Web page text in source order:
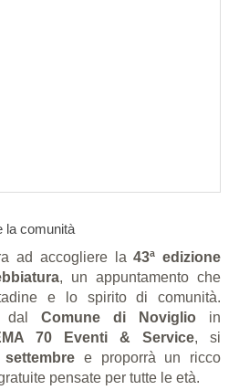
la comunità
ad accogliere la43ª edizione
, un appuntamento che
e lo spirito di comunità.
dal Comune di Noviglio in
70 Eventi & Service, si
e proporrà un ricco
pensate per tutte le età.